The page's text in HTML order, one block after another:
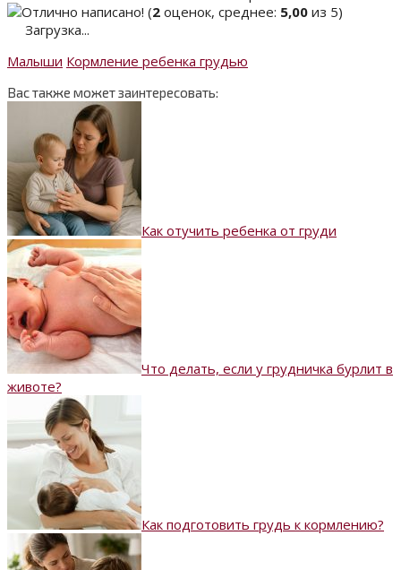
(2 оценок, среднее: 5,00 из 5)
Загрузка...
Малыши Кормление ребенка грудью
Вас также может заинтересовать:
Как отучить ребенка от груди
Что делать, если у грудничка бурлит в
животе?
Как подготовить грудь к кормлению?